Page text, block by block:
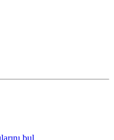
bul